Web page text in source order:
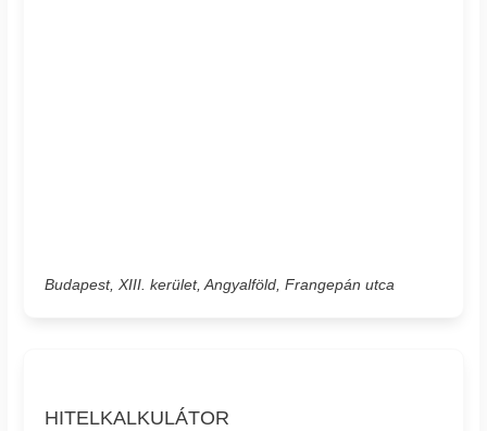
Budapest, XIII. kerület, Angyalföld, Frangepán utca
HITELKALKULÁTOR